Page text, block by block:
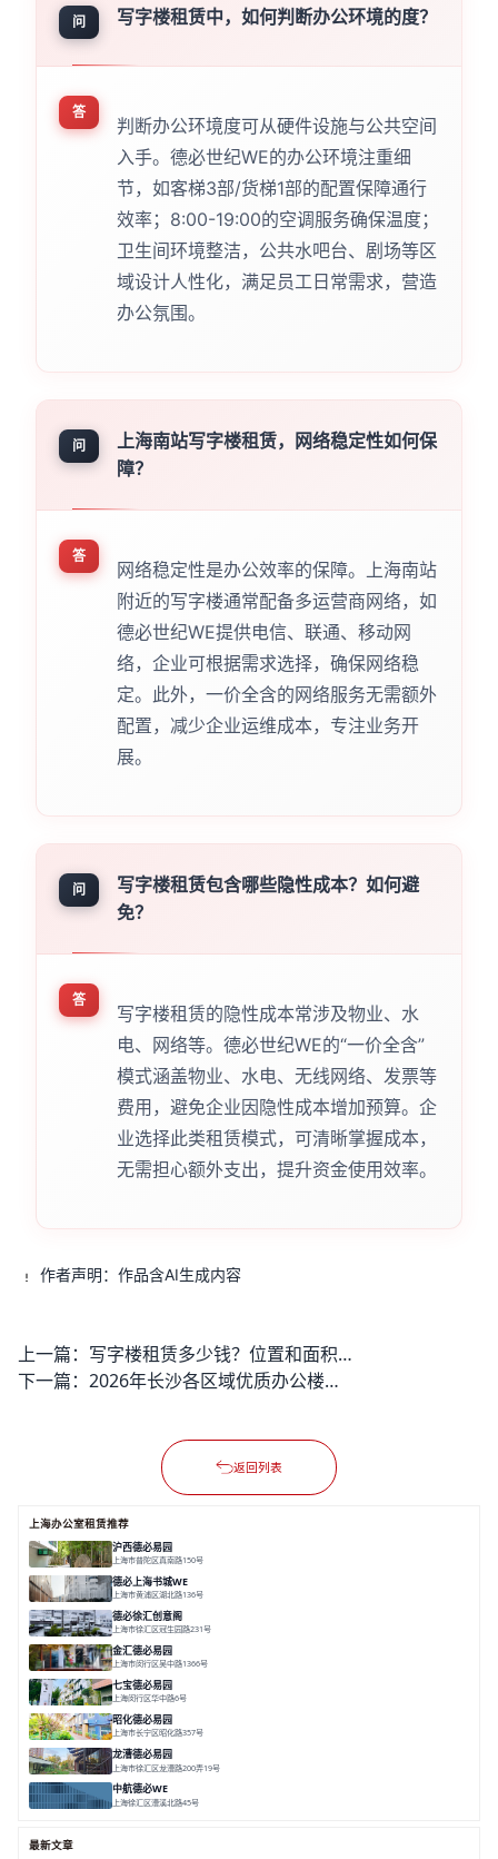
问 写字楼租赁中，如何判断办公环境的度？
答
判断办公环境度可从硬件设施与公共空间
入手。德必世纪WE的办公环境注重细
节，如客梯3部/货梯1部的配置保障通行
效率；8:00-19:00的空调服务确保温度；
卫生间环境整洁，公共水吧台、剧场等区
域设计人性化，满足员工日常需求，营造
办公氛围。
问
上海南站写字楼租赁，网络稳定性如何保
障？
答
网络稳定性是办公效率的保障。上海南站
附近的写字楼通常配备多运营商网络，如
德必世纪WE提供电信、联通、移动网
络，企业可根据需求选择，确保网络稳
定。此外，一价全含的网络服务无需额外
配置，减少企业运维成本，专注业务开
展。
问
写字楼租赁包含哪些隐性成本？如何避
免？
答
写字楼租赁的隐性成本常涉及物业、水
电、网络等。德必世纪WE的“一价全含”
模式涵盖物业、水电、无线网络、发票等
费用，避免企业因隐性成本增加预算。企
业选择此类租赁模式，可清晰掌握成本，
无需担心额外支出，提升资金使用效率。
作者声明：作品含AI生成内容
上一篇：
写字楼租赁多少钱？位置和面积决定价格吗？
下一篇：
2026年长沙各区域优质办公楼租赁很新价格是多少呀？
返回列表
上海办公室租赁推荐
沪西德必易园
上海市普陀区真南路150号
德必上海书城WE
上海市黄浦区湖北路136号
德必徐汇创意阁
上海市徐汇区冠生园路231号
金汇德必易园
上海市闵行区吴中路1366号
七宝德必易园
上海闵行区华中路6号
昭化德必易园
上海市长宁区昭化路357号
龙漕德必易园
上海市徐汇区龙漕路200弄19号
中航德必WE
上海徐汇区漕溪北路45号
最新文章